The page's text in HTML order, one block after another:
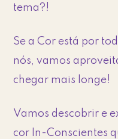
tema?!
Se a Cor está por
nós, vamos
chegar mais longe!
Vamos descobrir e
cor In-Conscientes